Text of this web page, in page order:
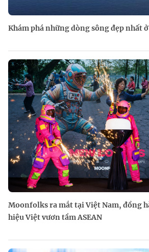
Khám phá những dòng sông đẹp nhất
Moonfolks ra mắt tại Việt Nam, đồng
hiệu Việt vươn tầm ASEAN